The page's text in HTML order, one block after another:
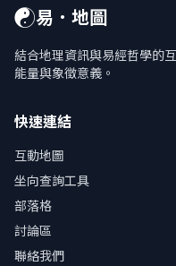
☯易．地圖
結合地理資訊與易經哲學的
能量與象徵意義。
快速連結
互動地圖
坐向查詢工具
部落格
討論區
聯絡我們